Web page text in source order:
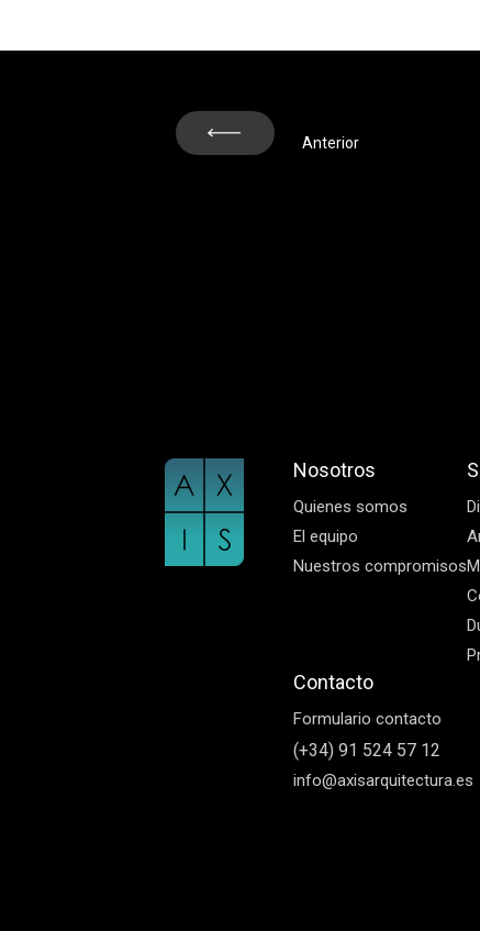
Anterior
Next
Nosotros
Quienes somos
El equipo
Nuestros compromisos
Contacto
Formulario contacto
(+34) 91 524 57 12
info@axisarquitectura.es